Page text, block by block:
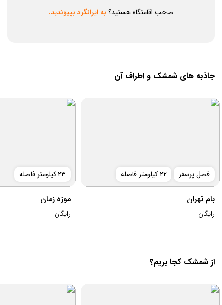
صاحب اقامتگاه هستید؟ به ایرانگرد بپیوندید.
جاذبه های شمشک و اطراف آن
فصل پرسفر 22 کیلومتر فاصله
بام تهران
رایگان
23 کیلومتر فاصله
موزه زمان
رایگان
از شمشک کجا بریم؟